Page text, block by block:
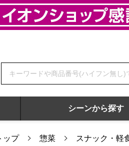
ョップ
シーンから探す
ップ 惣菜 スナック・軽